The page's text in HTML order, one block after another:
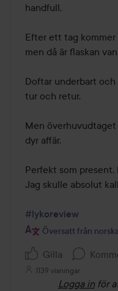
handfull.
Efter ett tag
men då är flaskan
Doftar underbart och
tur och retur.
Men
dyr affär.
Perfekt som
Jag skulle absolut
#lykoreview
Översatt från norska
Gilla
1139 visningar
Logga in för